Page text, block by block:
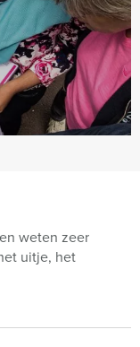
weten zeer
uitje, het